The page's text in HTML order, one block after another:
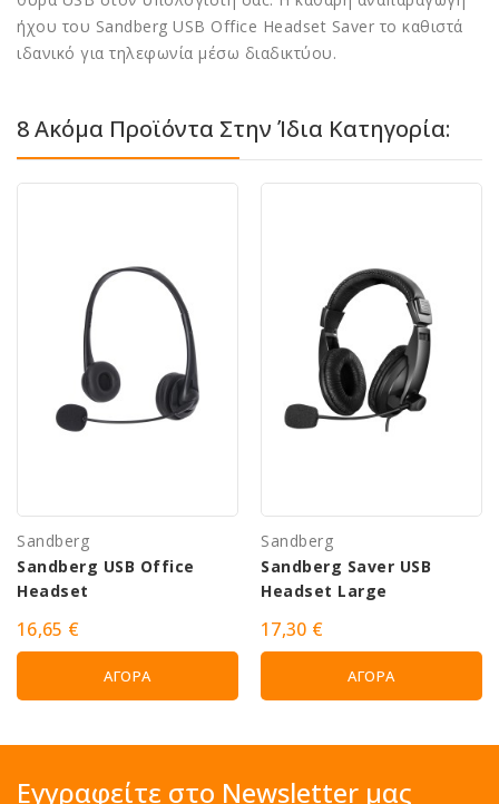
ήχου του Sandberg USB Office Headset Saver το καθιστά
ιδανικό για τηλεφωνία μέσω διαδικτύου.
8 Ακόμα Προϊόντα Στην Ίδια Κατηγορία:
Sandberg
Sandberg USB Office
Headset
16,65 €
ΑΓΟΡΆ
Sandberg
Sandberg Saver USB
Headset Large
17,30 €
ΑΓΟΡΆ
Εγγραφείτε στο Newsletter μας